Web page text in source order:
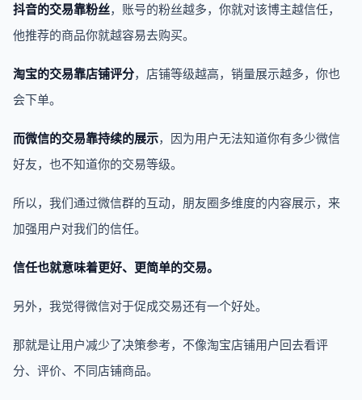
抖音的交易靠粉丝，账号的粉丝越多，你就对该博主越信任，
他推荐的商品你就越容易去购买。
淘宝的交易靠店铺评分，店铺等级越高，销量展示越多，你也
会下单。
而微信的交易靠持续的展示，因为用户无法知道你有多少微信
好友，也不知道你的交易等级。
所以，我们通过微信群的互动，朋友圈多维度的内容展示，来
加强用户对我们的信任。
信任也就意味着更好、更简单的交易。
另外，我觉得微信对于促成交易还有一个好处。
那就是让用户减少了决策参考，不像淘宝店铺用户回去看评
分、评价、不同店铺商品。